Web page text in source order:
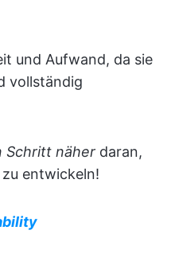
und Aufwand, da sie
vollständig
Schritt näher daran,
entwickeln!